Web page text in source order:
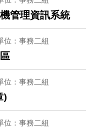
管理資訊系統
位：事務二組
位：事務二組
)
位：事務二組